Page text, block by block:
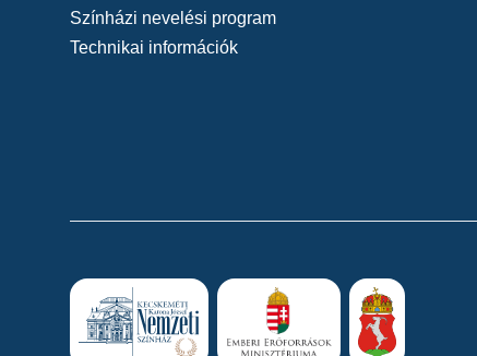
Színházi nevelési program
Technikai információk